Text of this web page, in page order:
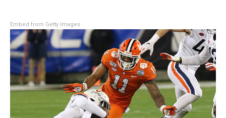
Embed from Getty Images